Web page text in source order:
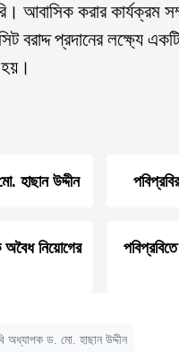
আবাসিক করার কার্যক্রম
বরাদ্দ প্রদানের লক্ষ্যে
হয়।
হাছান উদ্দীন
অবৈধ নিয়োগের
অধ্যাপক ড. মো. হাছান উদ্দীন